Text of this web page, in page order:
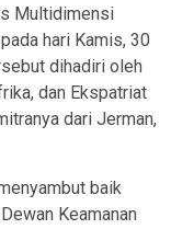
Multidimensi
hari Kamis, 30
dihadiri oleh
dan Ekspatriat
dari Jerman,
baik
Keamanan